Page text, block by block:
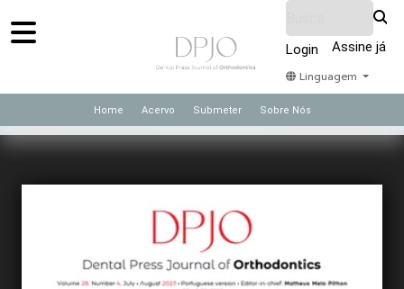
Login Assine já
Linguagem
Home Acervo Submeter Sobre Nós